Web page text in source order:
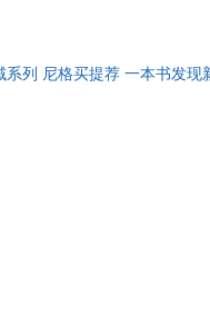
列 尼格买提荐 一本书发